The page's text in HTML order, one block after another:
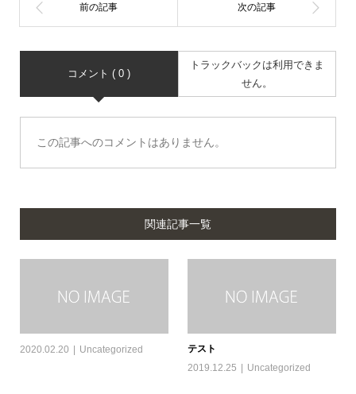
コメント ( 0 )
トラックバックは利用できま
せん。
この記事へのコメントはありません。
関連記事一覧
2020.02.20 Uncategorized
テスト
2019.12.25
Uncategorized